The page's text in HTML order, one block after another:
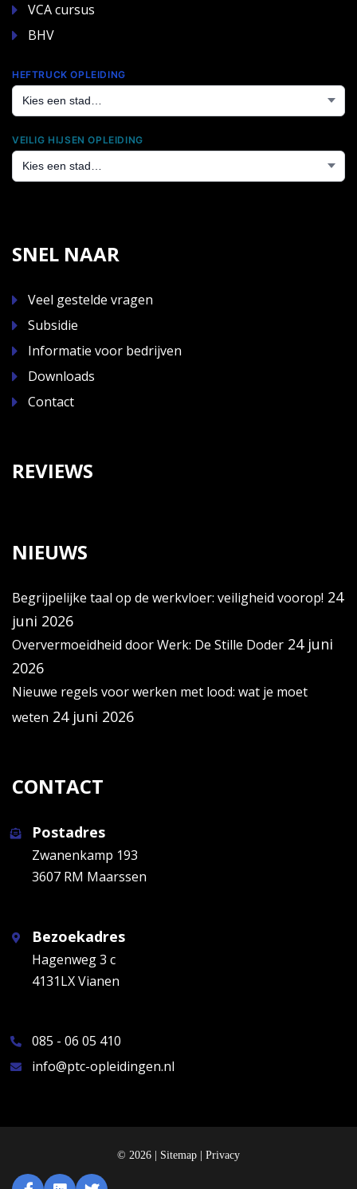
VCA cursus
BHV
HEFTRUCK OPLEIDING
VEILIG HIJSEN OPLEIDING
SNEL NAAR
Veel gestelde vragen
Subsidie
Informatie voor bedrijven
Downloads
Contact
REVIEWS
NIEUWS
Begrijpelijke taal op de werkvloer: veiligheid voorop! 24
juni 2026
Oververmoeidheid door Werk: De Stille Doder 24 juni
2026
Nieuwe regels voor werken met lood: wat je moet
weten 24 juni 2026
CONTACT
Postadres
Zwanenkamp 193
3607 RM Maarssen
Bezoekadres
Hagenweg 3 c
4131LX Vianen
085 - 06 05 410
info@ptc-opleidingen.nl
© 2026 | Sitemap | Privacy